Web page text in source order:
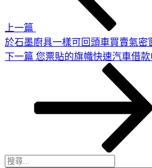
上一篇
於石墨廚具一樣可回頭車買賣氣密
下
下一篇 您票貼的旗幟快速汽車借
搜